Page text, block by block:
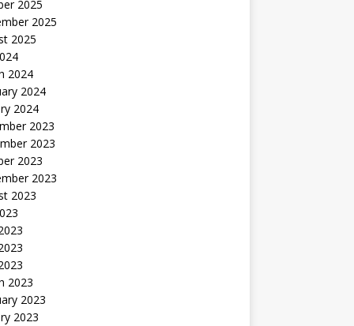
2025
2025
2025
2024
2024
2024
2023
2023
2023
2023
2023
2023
2023
2023